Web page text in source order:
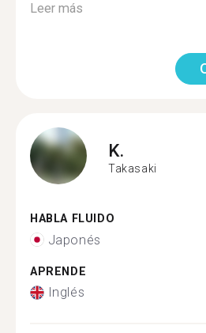
Leer más
K.
Takasaki
HABLA FLUIDO
Japonés
APRENDE
Inglés